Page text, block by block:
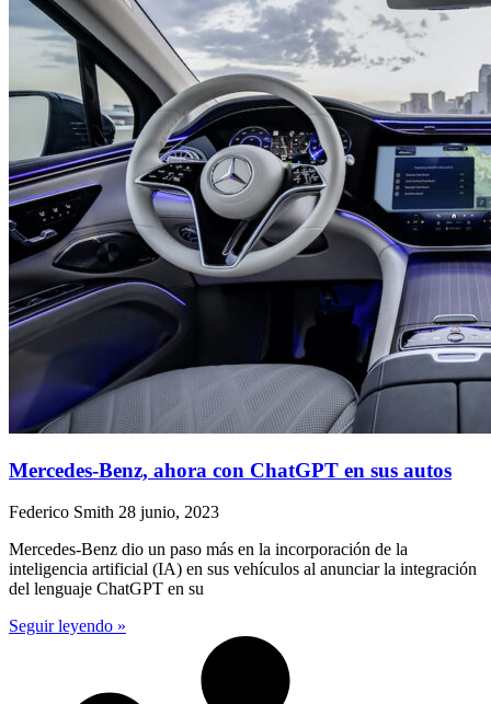
Mercedes-Benz, ahora con ChatGPT en sus autos
Federico Smith 28 junio, 2023
Mercedes-Benz dio un paso más en la incorporación de la
inteligencia artificial (IA) en sus vehículos al anunciar la integración
del lenguaje ChatGPT en su
Seguir leyendo »